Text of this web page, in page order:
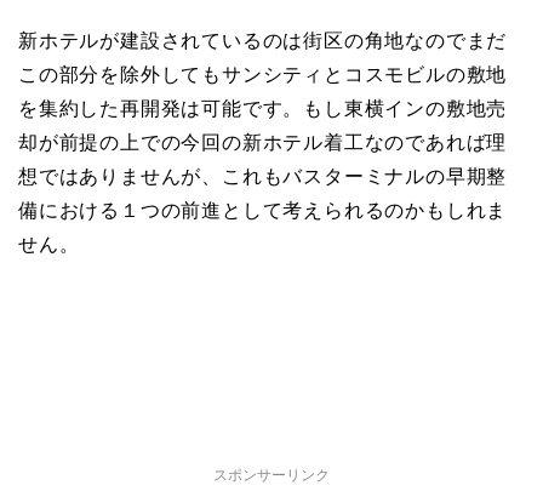
新ホテルが建設されているのは街区の角地なのでまだ
この部分を除外してもサンシティとコスモビルの敷地
を集約した再開発は可能です。もし東横インの敷地売
却が前提の上での今回の新ホテル着工なのであれば理
想ではありませんが、これもバスターミナルの早期整
備における１つの前進として考えられるのかもしれま
せん。
スポンサーリンク